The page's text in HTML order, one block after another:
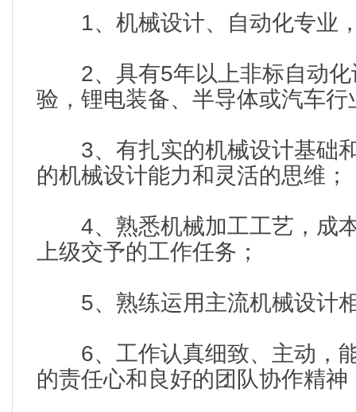
1、机械设计、自动化专业
2、具有5年以上非标自动化
验，锂电装备、半导体或汽车行
3、有扎实的机械设计基础
的机械设计能力和灵活的思维；
4、熟悉机械加工工艺，成
上级交予的工作任务；
5、熟练运用主流机械设计
6、工作认真细致、主动，
的责任心和良好的团队协作精神